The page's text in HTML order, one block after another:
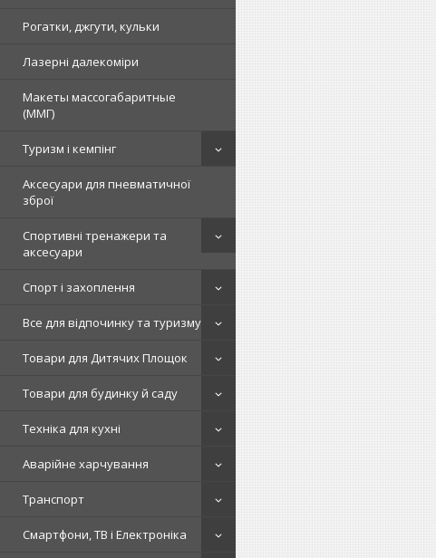
Рогатки, джгути, кульки
Лазерні далекоміри
Макеты массогабаритные
(ММГ)
Туризм і кемпінг
Аксесуари для пневматичної
зброї
Спортивні тренажери та
аксесуари
Спорт і захоплення
Все для відпочинку та туризму
Товари для Дитячих Площок
Товари для будинку й саду
Техніка для кухні
Аварійне харчування
Транспорт
Смартфони, ТВ і Електроніка